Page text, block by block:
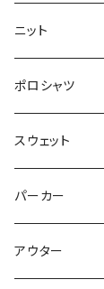
ロングTシャツ
タンクトップ
ニット
ポロシャツ
スウェット
トップス
パンツ
パーカー
アウター